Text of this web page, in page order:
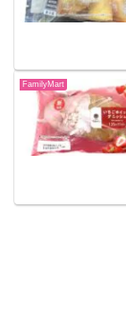
FamilyMart